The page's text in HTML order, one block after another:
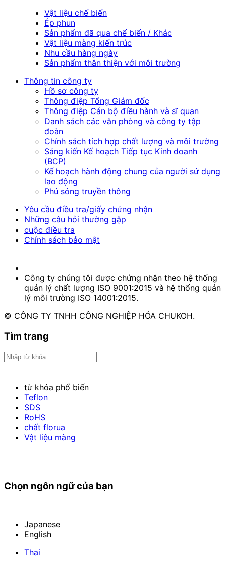
Vật liệu chế biến
Ép phun
Sản phẩm đã qua chế biến / Khác
Vật liệu màng kiến trúc
Nhu cầu hàng ngày
Sản phẩm thân thiện với môi trường
Thông tin công ty
Hồ sơ công ty
Thông điệp Tổng Giám đốc
Thông điệp Cán bộ điều hành và sĩ quan
Danh sách các văn phòng và công ty tập
đoàn
Chính sách tích hợp chất lượng và môi trường
Sáng kiến Kế hoạch Tiếp tục Kinh doanh
(BCP)
Kế hoạch hành động chung của người sử dụng
lao động
Phủ sóng truyền thông
Yêu cầu điều tra/giấy chứng nhận
Những câu hỏi thường gặp
cuộc điều tra
Chính sách bảo mật
Công ty chúng tôi được chứng nhận theo hệ thống
quản lý chất lượng ISO 9001:2015 và hệ thống quản
lý môi trường ISO 14001:2015.
© CÔNG TY TNHH CÔNG NGHIỆP HÓA CHUKOH.
Tìm trang
từ khóa phổ biến
Teflon
SDS
RoHS
chất florua
Vật liệu màng
Chọn ngôn ngữ của bạn
Japanese
English
Thai